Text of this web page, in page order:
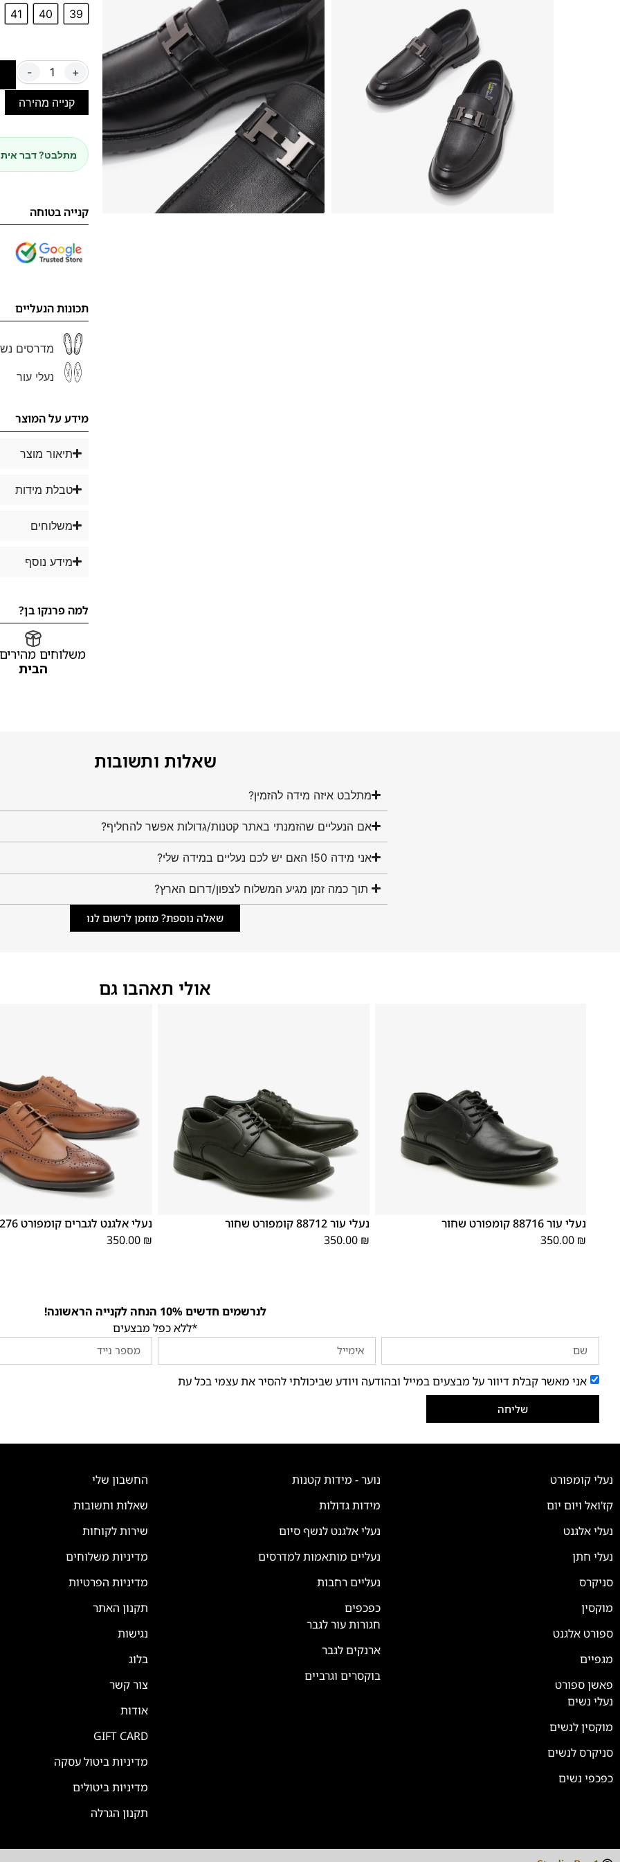
39
40
41
- +
קנייה מהירה
מתלבט? דבר
קנייה בטוחה
תכונות הנעליים
מדרסים
נעלי עור
מידע על המוצר
תיאור מוצר
טבלת מידות
משלוחים
מידע נוסף
למה פרנקו בן?
משלוחים
הבית
שאלות ותשובות
מתלבט איזה מידה להזמין?
אם הנעליים שהזמנתי באתר קטנות/גדולות אפשר להחליף?
אני מידה 50! האם יש לכם נעליים במידה שלי?
תוך כמה זמן מגיע המשלוח לצפון/דרום הארץ?
שאלה נוספת? מוזמן לרשום לנו
אולי תאהבו גם
נעלי עור 88716 קומפורט שחור
350.00 ₪
נעלי עור 88712 קומפורט שחור
350.00 ₪
נעלי אלגנט לגברים קומפורט 182276 טבק
350.00 ₪
לנרשמים חדשים 10% הנחה לקנייה הראשונה!
*ללא כפל מבצעים
אני מאשר קבלת דיוור על מבצעים במייל ובהודעה ויודע שביכולתי להסיר את עצמי בכל עת
שליחה
נעלי קומפורט
קז'ואל ויום יום
נעלי אלגנט
נעלי חתן
סניקרס
מוקסין
ספורט אלגנט
מגפיים
פאשן ספורט
נעלי נשים
מוקסין לנשים
סניקרס לנשים
כפכפי נשים
נוער - מידות קטנות
מידות גדולות
נעלי אלגנט לנשף סיום
נעליים מותאמות למדרסים
נעליים רחבות
כפכפים
חגורות עור לגבר
ארנקים לגבר
בוקסרים וגרביים
החשבון שלי
שאלות ותשובות
שירות לקוחות
מדיניות משלוחים
מדיניות הפרטיות
תקנון האתר
נגישות
בלוג
צור קשר
אודות
GIFT CARD
מדיניות ביטול עסקה
מדיניות ביטולים
תקנון הגרלה
💬